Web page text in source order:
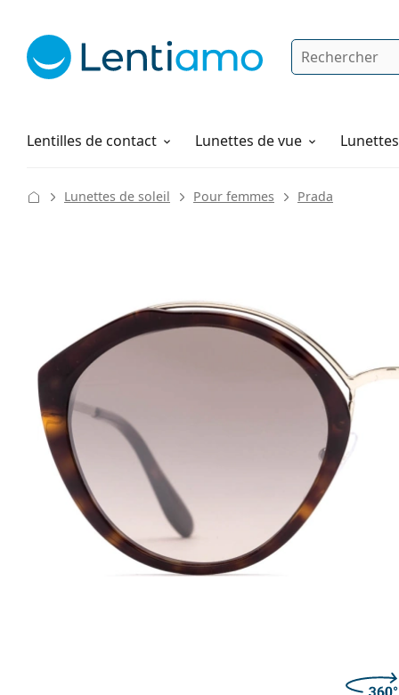
Rechercher
Lentilles de contact
Produits d'entretien Lunettes de vue
Comment commander
Lunettes de soleil Pour femmes Prada
53 mm
Hauteur des verres
53 mm
Largeur des verres